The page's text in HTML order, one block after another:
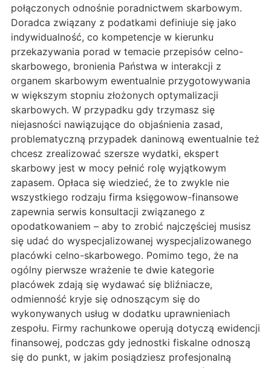
połączonych odnośnie poradnictwem skarbowym.
Doradca związany z podatkami definiuje się jako
indywidualność, co kompetencje w kierunku
przekazywania porad w temacie przepisów celno-
skarbowego, bronienia Państwa w interakcji z
organem skarbowym ewentualnie przygotowywania
w większym stopniu złożonych optymalizacji
skarbowych. W przypadku gdy trzymasz się
niejasności nawiązujące do objaśnienia zasad,
problematyczną przypadek daninową ewentualnie też
chcesz zrealizować szersze wydatki, ekspert
skarbowy jest w mocy pełnić rolę wyjątkowym
zapasem. Opłaca się wiedzieć, że to zwykle nie
wszystkiego rodzaju firma księgowow-finansowe
zapewnia serwis konsultacji związanego z
opodatkowaniem – aby to zrobić najczęściej musisz
się udać do wyspecjalizowanej wyspecjalizowanego
placówki celno-skarbowego. Pomimo tego, że na
ogólny pierwsze wrażenie te dwie kategorie
placówek zdają się wydawać się bliźniacze,
odmienność kryje się odnoszącym się do
wykonywanych usług w dodatku uprawnieniach
zespołu. Firmy rachunkowe operują dotyczą ewidencji
finansowej, podczas gdy jednostki fiskalne odnoszą
się do punkt, w jakim posiądziesz profesjonalną